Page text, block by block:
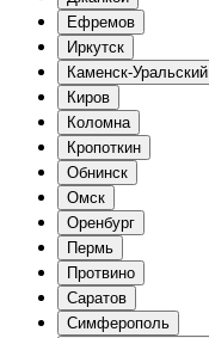
Ефремов
Иркутск
Каменск-Уральский
Киров
Коломна
Кропоткин
Обнинск
Омск
Оренбург
Пермь
Протвино
Саратов
Симферополь